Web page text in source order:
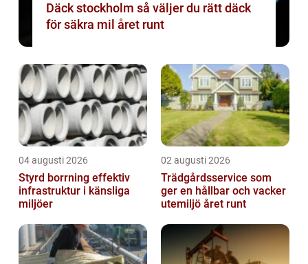
Däck stockholm så väljer du rätt däck
för säkra mil året runt
04 augusti 2026
Styrd borrning effektiv
infrastruktur i känsliga
miljöer
02 augusti 2026
Trädgårdsservice som
ger en hållbar och vacker
utemiljö året runt